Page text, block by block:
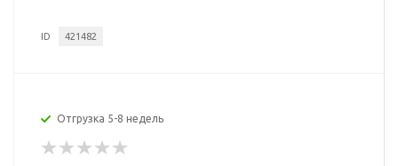
ID 421482
Отгрузка 5-8 недель